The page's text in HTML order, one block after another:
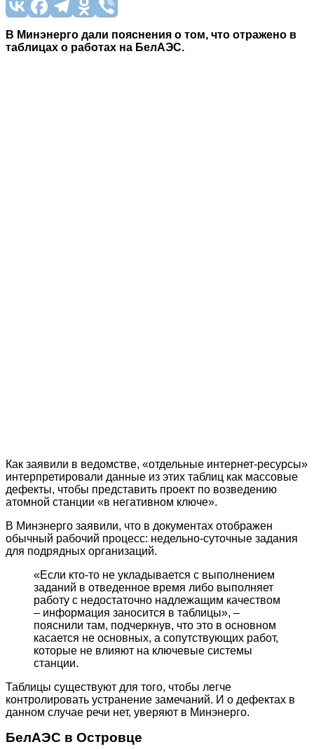
В Минэнерго дали пояснения о том, что отражено в
таблицах о работах на БелАЭС.
Как заявили в ведомстве, «отдельные интернет-ресурсы»
интерпретировали данные из этих таблиц как массовые
дефекты, чтобы представить проект по возведению
атомной станции «в негативном ключе».
В Минэнерго заявили, что в документах отображен
обычный рабочий процесс: недельно-суточные задания
для подрядных организаций.
«Если кто-то не укладывается с выполнением
заданий в отведенное время либо выполняет
работу с недостаточно надлежащим качеством
– информация заносится в таблицы», –
пояснили там, подчеркнув, что это в основном
касается не основных, а сопутствующих работ,
которые не влияют на ключевые системы
станции.
Таблицы существуют для того, чтобы легче
контролировать устранение замечаний. И о дефектах в
данном случае речи нет, уверяют в Минэнерго.
БелАЭС в Островце